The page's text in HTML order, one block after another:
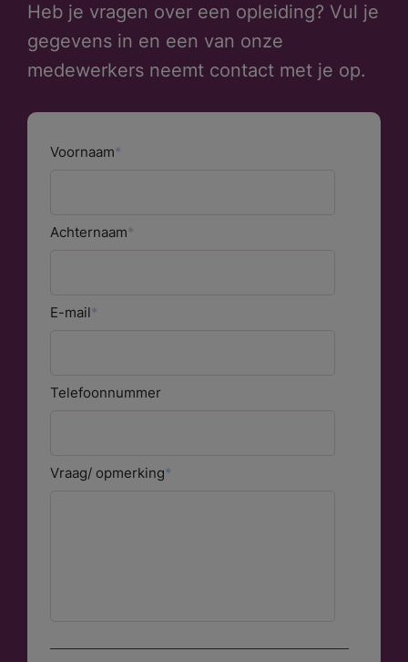
Ik zoek hulp
Heb je vragen over een opleiding? Vul je
gegevens in en een van onze
medewerkers neemt contact met je op.
Voornaam
Achternaam
E-mail
Telefoonnummer
Vraag/ opmerking